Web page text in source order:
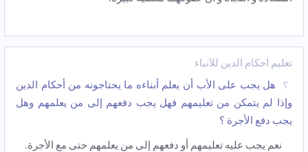
تعلیم أحکام الدین للأنباء
هل یجب على الأب أن یعلم أبناءه ما یحتاجونه من أحکام الدین
وإذا لم یتمکن من تعلیمهم فهل یجب دفعهم إلى من یعلمهم وهل
یجب دفع الأجرة ؟
نعم یجب علیه تعلیمهم أو دفعهم إلی من یعلمهم حتی مع الأجرة.